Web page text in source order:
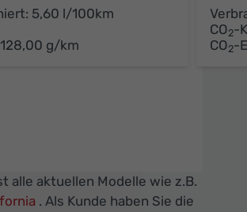
5,60 l/100km
128,00 g/km
CO2-
CO2-
alle aktuellen Modelle wie z.B.
. Als Kunde haben Sie die